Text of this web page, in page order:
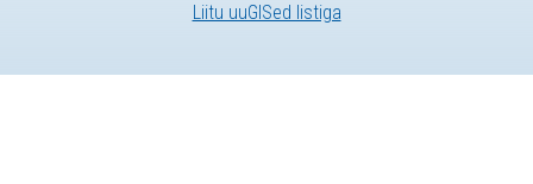
Liitu uuGISed listiga